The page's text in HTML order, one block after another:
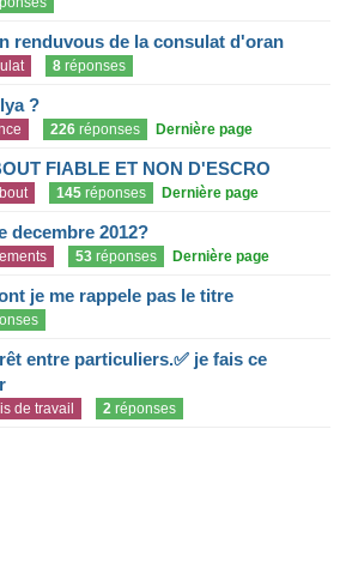
renduvous de la consulat d'oran
8 réponses
?
226 réponses Dernière page
FIABLE ET NON D'ESCRO
145 réponses Dernière page
decembre 2012?
53 réponses Dernière page
je me rappele pas le titre
entre particuliers.✅ je fais ce
de travail 2 réponses